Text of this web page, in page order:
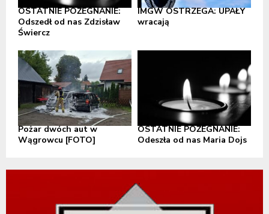
OSTATNIE POŻEGNANIE:
Odszedł od nas Zdzisław
Świercz
IMGW OSTRZEGA: UPAŁY
wracają
Pożar dwóch aut w
Wągrowcu [FOTO]
OSTATNIE POŻEGNANIE:
Odeszła od nas Maria Dojs